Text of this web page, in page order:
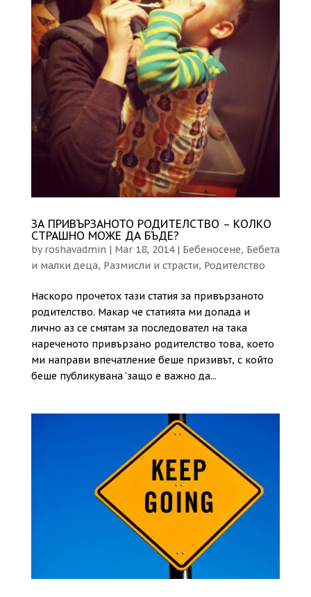
ЗА ПРИВЪРЗАНОТО РОДИТЕЛСТВО – КОЛКО
СТРАШНО МОЖЕ ДА БЪДЕ?
byroshavadmin | Mar 18, 2014| Бебеносене, Бебета
и малки деца, Размисли и страсти, Родителство
Наскоро прочетох тази статия за привързаното
родителство. Макар че статията ми допада и
лично аз се смятам за последовател на така
нареченото привързано родителство това, което
ми направи впечатление беше призивът, с който
беше публикувана ‘защо е важно да...